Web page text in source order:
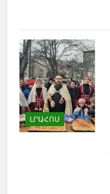
ԼՐԱՀՈՍ